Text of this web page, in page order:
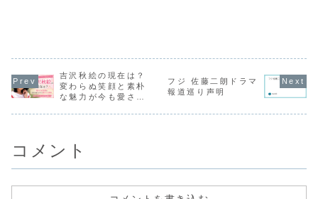
演、配信コンテン
同じ対応でいいの
か”という声が目立
っています。一
目を集めていま
う言葉だけでも十
分にドラマチック
ですが、それを
なるたびに、「今
「上品な雰囲気が
変わらない」「理
想的な歳の重ね
品な雰囲気
ました。現
レビやイベ
どに出演す
吉沢秋絵の現在は？
変わらぬ笑顔と素朴
な魅力が今も愛され
フジ 佐藤二朗ドラマ
報道巡り声明
コメント